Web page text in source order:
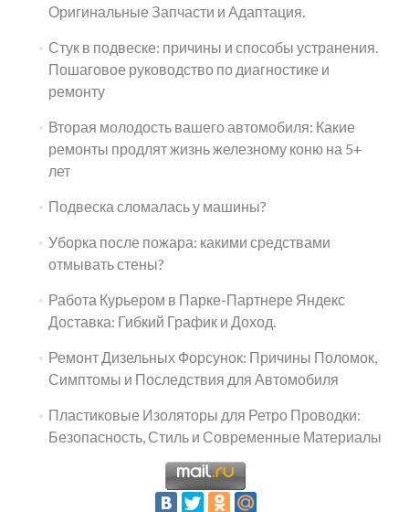
Оригинальные Запчасти и Адаптация.
Стук в подвеске: причины и способы устранения.
Пошаговое руководство по диагностике и
ремонту
Вторая молодость вашего автомобиля: Какие
ремонты продлят жизнь железному коню на 5+
лет
Подвеска сломалась у машины?
Уборка после пожара: какими средствами
отмывать стены?
Работа Курьером в Парке-Партнере Яндекс
Доставка: Гибкий График и Доход.
Ремонт Дизельных Форсунок: Причины Поломок,
Симптомы и Последствия для Автомобиля
Пластиковые Изоляторы для Ретро Проводки:
Безопасность, Стиль и Современные Материалы